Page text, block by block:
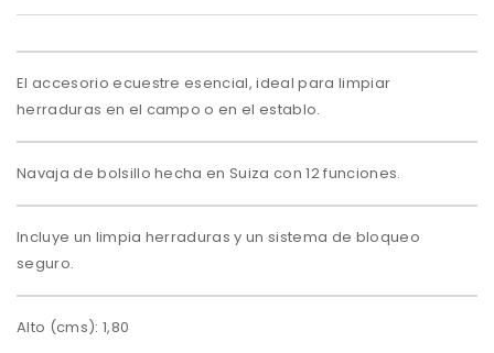
El accesorio ecuestre esencial, ideal para limpiar
herraduras en el campo o en el establo.
Navaja de bolsillo hecha en Suiza con 12 funciones.
Incluye un limpia herraduras y un sistema de bloqueo
seguro.
Alto (cms): 1,80